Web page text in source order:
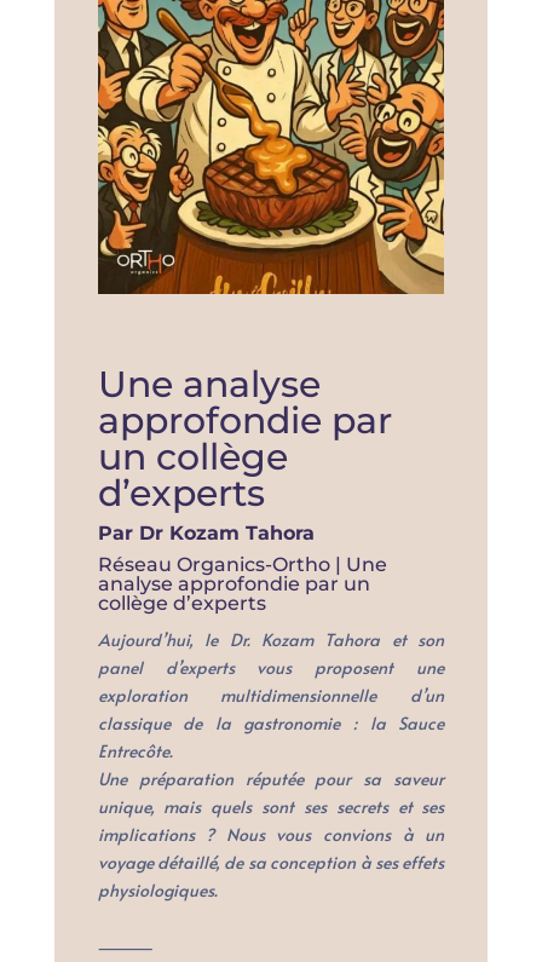
Une analyse
approfondie par
un collège
d’experts
Par Dr Kozam Tahora
Réseau Organics-Ortho | Une
analyse approfondie par un
collège d’experts
Aujourd’hui, le Dr. Kozam Tahora et son
panel d’experts vous proposent une
exploration multidimensionnelle d’un
classique de la gastronomie : la Sauce
Entrecôte.
Une préparation réputée pour sa saveur
unique, mais quels sont ses secrets et ses
implications ? Nous vous convions à un
voyage détaillé, de sa conception à ses effets
physiologiques.
⸻